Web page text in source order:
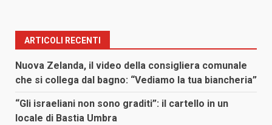
ARTICOLI RECENTI
Nuova Zelanda, il video della consigliera comunale
che si collega dal bagno: “Vediamo la tua biancheria”
“Gli israeliani non sono graditi”: il cartello in un
locale di Bastia Umbra